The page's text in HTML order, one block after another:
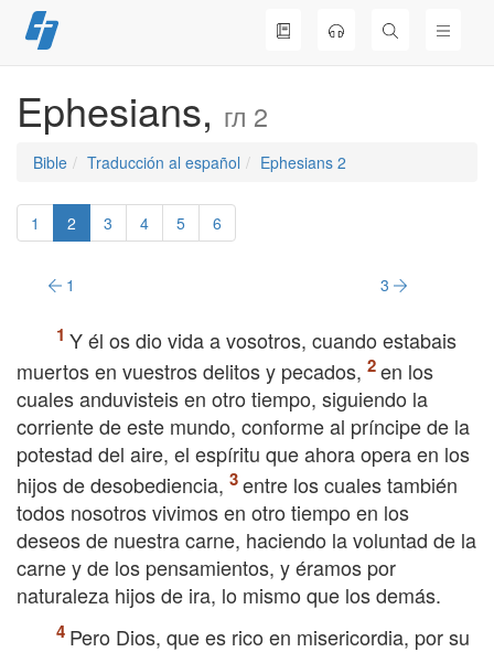
Skip
to
Ephesians, гл 2
Bible Traducción al español Ephesians 2
1 2 3 4 5 6
1 3
Y él os dio vida a vosotros, cuando estabais
muertos en vuestros delitos y pecados,
en los
cuales anduvisteis en otro tiempo, siguiendo la
corriente de este mundo, conforme al príncipe de la
potestad del aire, el espíritu que ahora opera en los
hijos de desobediencia,
entre los cuales también
todos nosotros vivimos en otro tiempo en los
deseos de nuestra carne, haciendo la voluntad de la
carne y de los pensamientos, y éramos por
naturaleza hijos de ira, lo mismo que los demás.
Pero Dios, que es rico en misericordia, por su